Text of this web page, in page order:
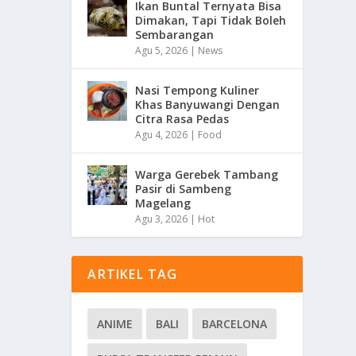
Ikan Buntal Ternyata Bisa
Dimakan, Tapi Tidak Boleh
Sembarangan
Agu 5, 2026 | News
Nasi Tempong Kuliner
Khas Banyuwangi Dengan
Citra Rasa Pedas
Agu 4, 2026 | Food
Warga Gerebek Tambang
Pasir di Sambeng
Magelang
Agu 3, 2026 | Hot
ARTIKEL TAG
ANIME BALI BARCELONA